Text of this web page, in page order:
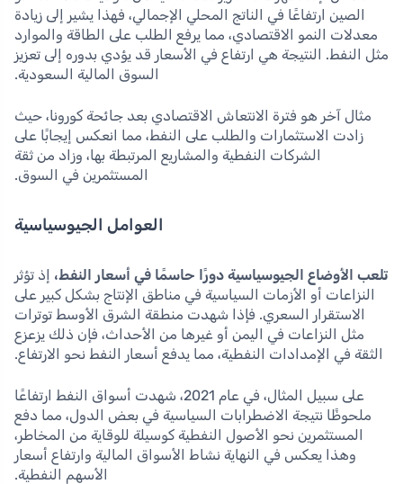
الصين ارتفاعًا في الناتج المحلي الإجمالي، فهذا يشير إلى زيادة
معدلات النمو الاقتصادي، مما يرفع الطلب على الطاقة والموارد
مثل النفط. النتيجة هي ارتفاع في الأسعار قد يؤدي بدوره إلى تعزيز
السوق المالية السعودية.
مثال آخر هو فترة الانتعاش الاقتصادي بعد جائحة كورونا، حيث
زادت الاستثمارات والطلب على النفط، مما انعكس إيجابًا على
الشركات النفطية والمشاريع المرتبطة بها، وزاد من ثقة
المستثمرين في السوق.
العوامل الجيوسياسية
تلعب الأوضاع الجيوسياسية دورًا حاسمًا في أسعار النفط، إذ تؤثر
النزاعات أو الأزمات السياسية في مناطق الإنتاج بشكل كبير على
الاستقرار السعري. فإذا شهدت منطقة الشرق الأوسط توترات
مثل النزاعات في اليمن أو غيرها من الأحداث، فإن ذلك يزعزع
الثقة في الإمدادات النفطية، مما يدفع أسعار النفط نحو الارتفاع.
على سبيل المثال، في عام 2021، شهدت أسواق النفط ارتفاعًا
ملحوظًا نتيجة الاضطرابات السياسية في بعض الدول، مما دفع
المستثمرين نحو الأصول النفطية كوسيلة للوقاية من المخاطر،
وهذا يعكس في النهاية نشاط الأسواق المالية وارتفاع أسعار
الأسهم النفطية.